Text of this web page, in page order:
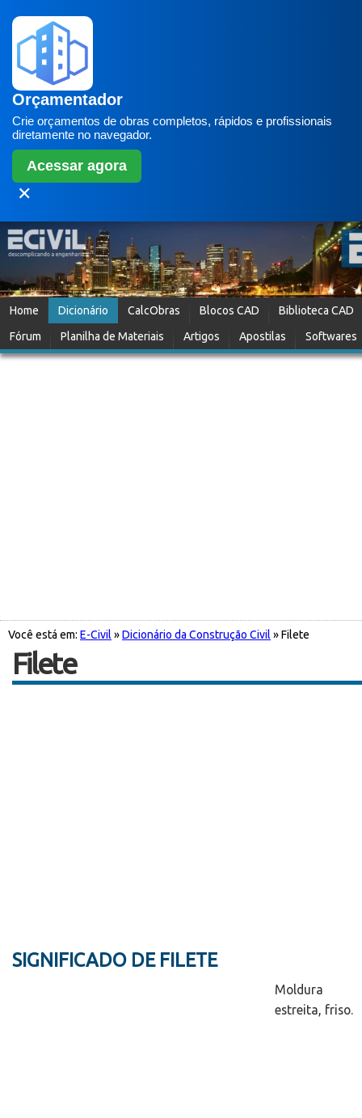
Orçamentador
Crie orçamentos de obras completos, rápidos e profissionais
diretamente no navegador.
Acessar agora
✕
Home Dicionário CalcObras Blocos CAD
Biblioteca CAD
Fórum
Planilha de Materiais Artigos Apostilas Softwares
Você está em: E-Civil »Dicionário da Construção Civil » Filete
Filete
SIGNIFICADO DE FILETE
Moldura
estreita, friso.